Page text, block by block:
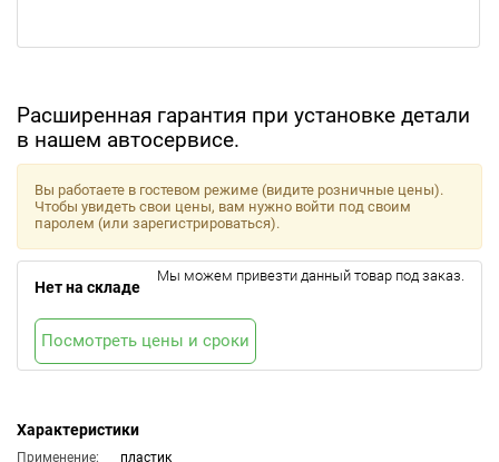
Расширенная гарантия при установке детали
в нашем автосервисе.
Характеристики
Применение:
пластик
Вы работаете в гостевом режиме (видите розничные цены).
Чтобы увидеть свои цены, вам нужно войти под своим
паролем (или зарегистрироваться).
Нет на складе
Мы можем привезти данный товар под заказ.
Посмотреть цены и сроки